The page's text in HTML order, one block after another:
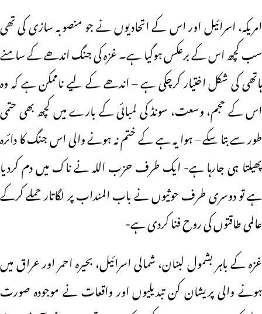
امریکہ، اسرائیل اور اس کے اتحادیوں نے جو منصوبہ سازی کی تھی
سب کچھ اس کے برعکس ہوگیا ہے۔ غزہ کی جنگ اندھے کے سامنے
ہاتھی کی شکل اختیار کرچکی ہے – اندھے کے لیے ناممکن ہے کہ وہ
اس کے حجم، وسعت، سونڈ کی لمبائی کے بارے میں کچھ بھی حتمی
طور سے بتا سکے – ہوا یہ ہے کے ختم نہ ہونے والی اس جنگ کا دائرہ
پھیلتا ہی جارہا ہے- ایک طرف حزب اللہ نے ناک میں دم کردیا
ہے تو دوسری طرف حوثیوں نے باب المنداب پر لگاتار حملے کرکے
عالمی طاقتوں کی روح فنا کردی ہے-
غزہ کے باہر بشمول لبنان، شمالی اسرائیل، بحیرہ احمر اور عراق میں
ہونے والی پریشان کن تبدیلیوں اور واقعات نے موجودہ صورت